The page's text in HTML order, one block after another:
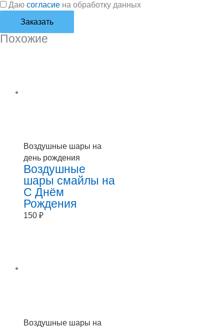
Даю согласие на обработку данных
Заказать
Похожие
Воздушные шары на
день рождения
Воздушные
шары смайлы на
С Днём
Рождения
150 ₽
Воздушные шары на